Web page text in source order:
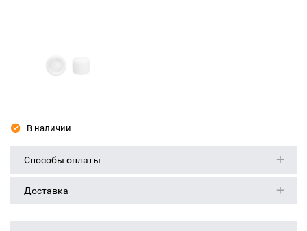
В наличии
Способы оплаты
Доставка